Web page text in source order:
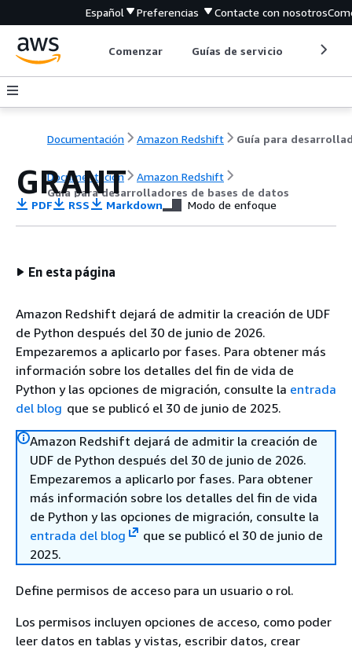
Español Preferencias Contacte con nosotros
Comenzar Guías de servicio
Documentación Amazon Redshift
Documentación
Amazon Redshift
Guía para desarrolladores de bases de datos
GRANT
PDF RSS Markdown Modo de enfoque
En esta página
Amazon Redshift dejará de admitir la creación de UDF
de Python después del 30 de junio de 2026.
Empezaremos a aplicarlo por fases. Para obtener más
información sobre los detalles del fin de vida de
Python y las opciones de migración, consulte la entrada
del blog que se publicó el 30 de junio de 2025.
Amazon Redshift dejará de admitir la creación de
UDF de Python después del 30 de junio de 2026.
Empezaremos a aplicarlo por fases. Para obtener
más información sobre los detalles del fin de vida
de Python y las opciones de migración, consulte la
entrada del blog
que se publicó el 30 de junio de
2025.
Define permisos de acceso para un usuario o rol.
Los permisos incluyen opciones de acceso, como poder
leer datos en tablas y vistas, escribir datos, crear